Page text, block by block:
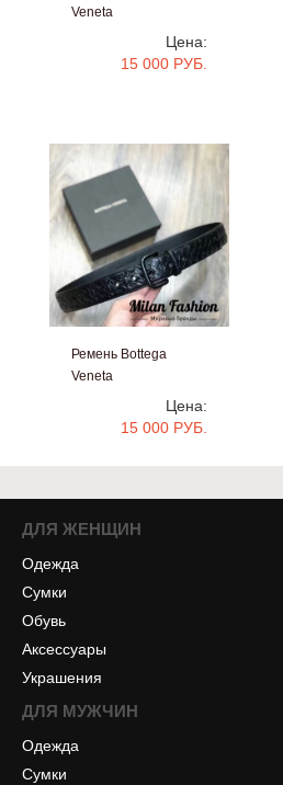
Veneta
Цена:
15 000 РУБ.
Ремень Bottega
Veneta
Цена:
15 000 РУБ.
ДЛЯ ЖЕНЩИН
Одежда
Сумки
Обувь
Аксессуары
Украшения
ДЛЯ МУЖЧИН
Одежда
Сумки